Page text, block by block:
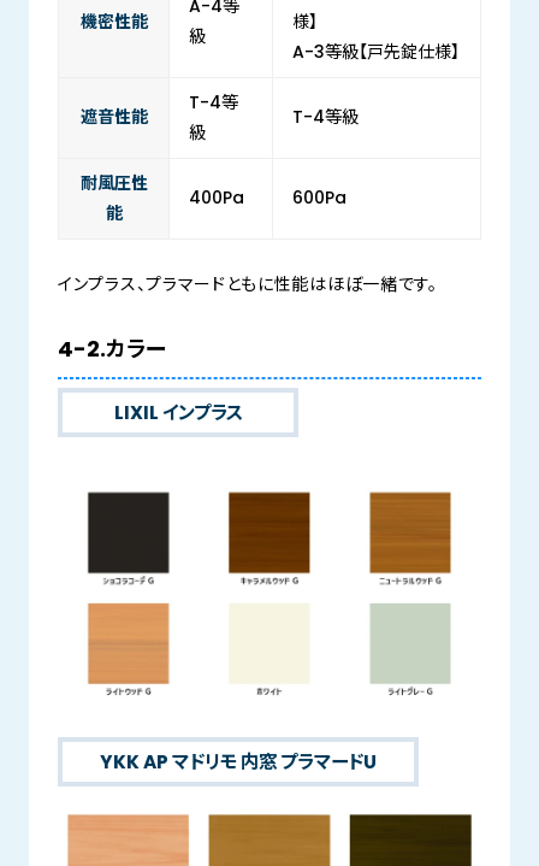
機密性能
A-4等
級
様】
A-3等級【戸先錠仕様】
遮音性能
T-4等
級
T-4等級
耐風圧性
能
400Pa 600Pa
インプラス、プラマードともに性能はほぼ一緒です。
4-2.カラー
LIXIL インプラス
YKK AP マドリモ 内窓 プラマードU